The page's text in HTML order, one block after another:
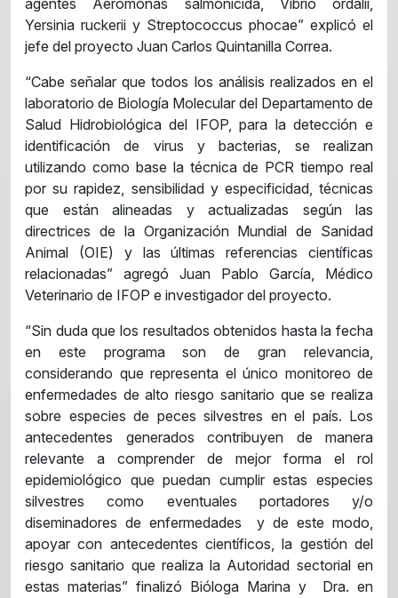
agentes Aeromonas salmonicida, Vibrio ordalii,
Yersinia ruckerii y Streptococcus phocae” explicó el
jefe del proyecto Juan Carlos Quintanilla Correa.
“Cabe señalar que todos los análisis realizados en el
laboratorio de Biología Molecular del Departamento de
Salud Hidrobiológica del IFOP, para la detección e
identificación de virus y bacterias, se realizan
utilizando como base la técnica de PCR tiempo real
por su rapidez, sensibilidad y especificidad, técnicas
que están alineadas y actualizadas según las
directrices de la Organización Mundial de Sanidad
Animal (OIE) y las últimas referencias científicas
relacionadas” agregó Juan Pablo García, Médico
Veterinario de IFOP e investigador del proyecto.
“Sin duda que los resultados obtenidos hasta la fecha
en este programa son de gran relevancia,
considerando que representa el único monitoreo de
enfermedades de alto riesgo sanitario que se realiza
sobre especies de peces silvestres en el país. Los
antecedentes generados contribuyen de manera
relevante a comprender de mejor forma el rol
epidemiológico que puedan cumplir estas especies
silvestres como eventuales portadores y/o
diseminadores de enfermedades y de este modo,
apoyar con antecedentes científicos, la gestión del
riesgo sanitario que realiza la Autoridad sectorial en
estas materias” finalizó Bióloga Marina y Dra. en